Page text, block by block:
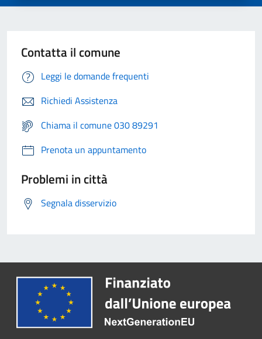
Contatta il comune
Leggi le domande frequenti
Richiedi Assistenza
Chiama il comune 030 89291
Prenota un appuntamento
Problemi in città
Segnala disservizio